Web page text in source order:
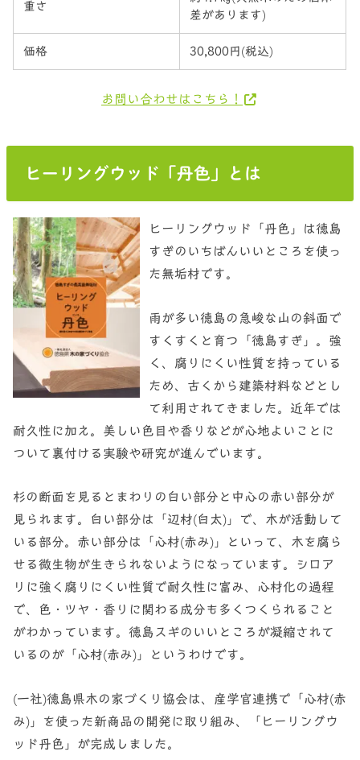
重さ
差があります)
価格 30,800円(税込)
お問い合わせはこちら！
ヒーリングウッド「丹色」とは
ヒーリングウッド「丹色」は徳島
すぎのいちばんいいところを使っ
た無垢材です。
雨が多い徳島の急峻な山の斜面で
すくすくと育つ「徳島すぎ」。強
く、腐りにくい性質を持っている
ため、古くから建築材料などとし
て利用されてきました。近年では
耐久性に加え。美しい色目や香りなどが心地よいことに
ついて裏付ける実験や研究が進んでいます。
杉の断面を見るとまわりの白い部分と中心の赤い部分が
見られます。白い部分は「辺材(白太)」で、木が活動して
いる部分。赤い部分は「心材(赤み)」といって、木を腐ら
せる微生物が生きられないようになっています。シロア
リに強く腐りにくい性質で耐久性に富み、心材化の過程
で、色・ツヤ・香りに関わる成分も多くつくられること
がわかっています。徳島スギのいいところが凝縮されて
いるのが「心材(赤み)」というわけです。
(一社)徳島県木の家づくり協会は、産学官連携で「心材(赤
み)」を使った新商品の開発に取り組み、「ヒーリングウ
ッド丹色」が完成しました。